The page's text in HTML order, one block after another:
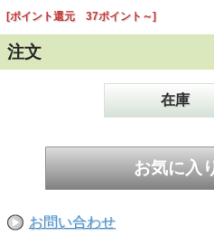
[ポイント還元 37ポイント～]
注文
在庫
お問い合わせ